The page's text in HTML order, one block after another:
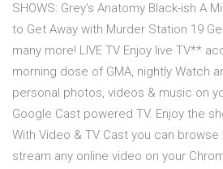
SHOWS: Grey’s Anatomy Black-ish A
to Get Away with Murder Station 19
many more! LIVE TV Enjoy live TV**
morning dose of GMA, nightly ‎Watch
personal photos, videos & music on
Google Cast powered TV. Enjoy the
With Video & TV Cast you can
stream any online video on your